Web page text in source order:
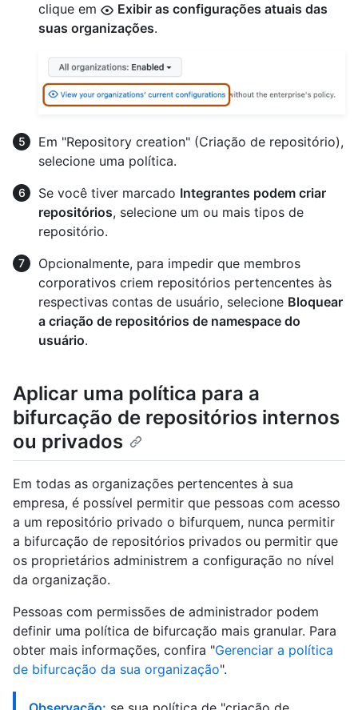
clique em
Exibir as configurações atuais das
suas organizações.
Em "Repository creation" (Criação de repositório),
selecione uma política.
Se você tiver marcado Integrantes podem criar
repositórios, selecione um ou mais tipos de
repositório.
Opcionalmente, para impedir que membros
corporativos criem repositórios pertencentes às
respectivas contas de usuário, selecione Bloquear
a criação de repositórios de namespace do
usuário.
Aplicar uma política para a
bifurcação de repositórios internos
ou privados
Em todas as organizações pertencentes à sua
empresa, é possível permitir que pessoas com acesso
a um repositório privado o bifurquem, nunca permitir
a bifurcação de repositórios privados ou permitir que
os proprietários administrem a configuração no nível
da organização.
Pessoas com permissões de administrador podem
definir uma política de bifurcação mais granular. Para
obter mais informações, confira "Gerenciar a política
de bifurcação da sua organização".